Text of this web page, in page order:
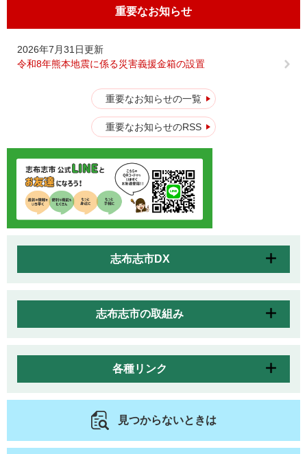
重要なお知らせ
2026年7月31日更新
令和8年熊本地震に係る災害義援金箱の設置
重要なお知らせの一覧
重要なお知らせのRSS
志布志市DX
志布志市の取組み
各種リンク
見つからないときは